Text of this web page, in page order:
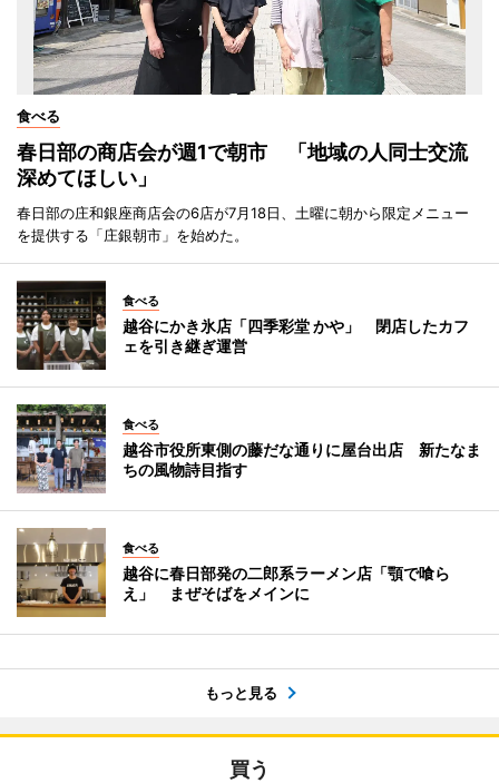
食べる
春日部の商店会が週1で朝市 「地域の人同士交流
深めてほしい」
春日部の庄和銀座商店会の6店が7月18日、土曜に朝から限定メニュー
を提供する「庄銀朝市」を始めた。
食べる
越谷にかき氷店「四季彩堂 かや」 閉店したカフ
ェを引き継ぎ運営
食べる
越谷市役所東側の藤だな通りに屋台出店 新たなま
ちの風物詩目指す
食べる
越谷に春日部発の二郎系ラーメン店「顎で喰ら
え」 まぜそばをメインに
もっと見る
買う